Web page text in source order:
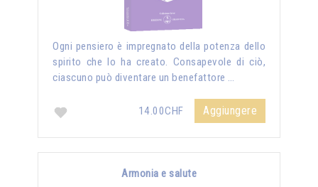
Ogni pensiero è impregnato della potenza dello
spirito che lo ha creato. Consapevole di ciò,
ciascuno può diventare un benefattore …
14.00CHF Aggiungere
Armonia e salute